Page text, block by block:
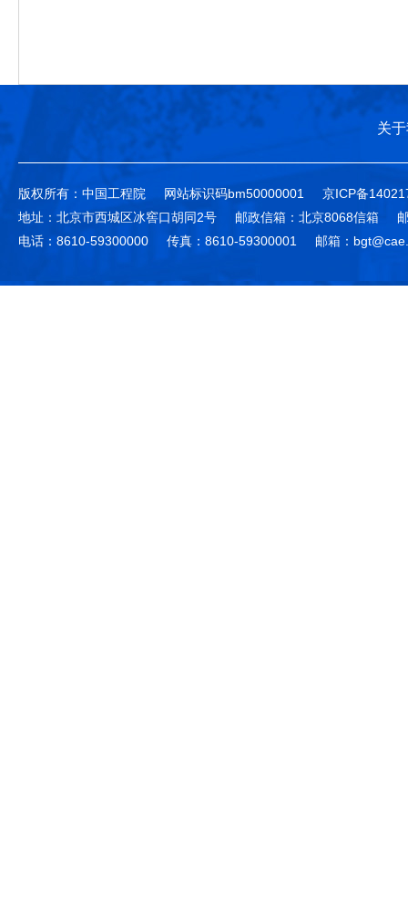
关
版权所有：中国工程院 网站标识码bm50000001
京ICP备
地址：北京市西城区冰窖口胡同2号
邮政信箱：北京8068信箱
电话：8610-59300000
传真：8610-59300001 邮箱：